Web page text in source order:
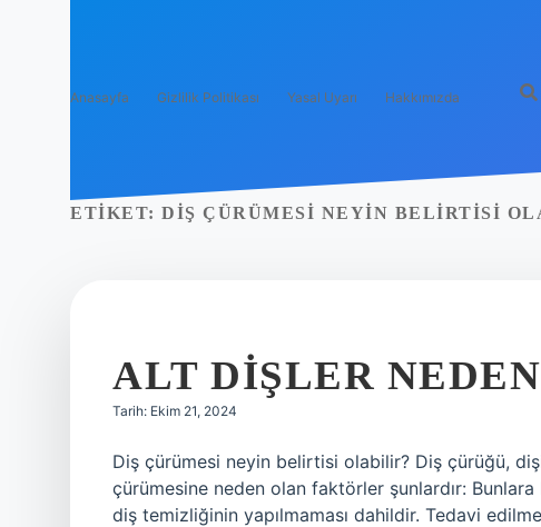
Anasayfa Gizlilik Politikası Yasal Uyarı Hakkımızda
ETIKET: DIŞ ÇÜRÜMESI NEYIN BELIRTISI
ALT DIŞLER
Tarih: Ekim 21, 2024
Diş çürümesi neyin belirtisi olabilir? Diş çürüğü,
çürümesine neden olan faktörler şunlardır:
diş temizliğinin yapılmaması dahildir. Tedavi